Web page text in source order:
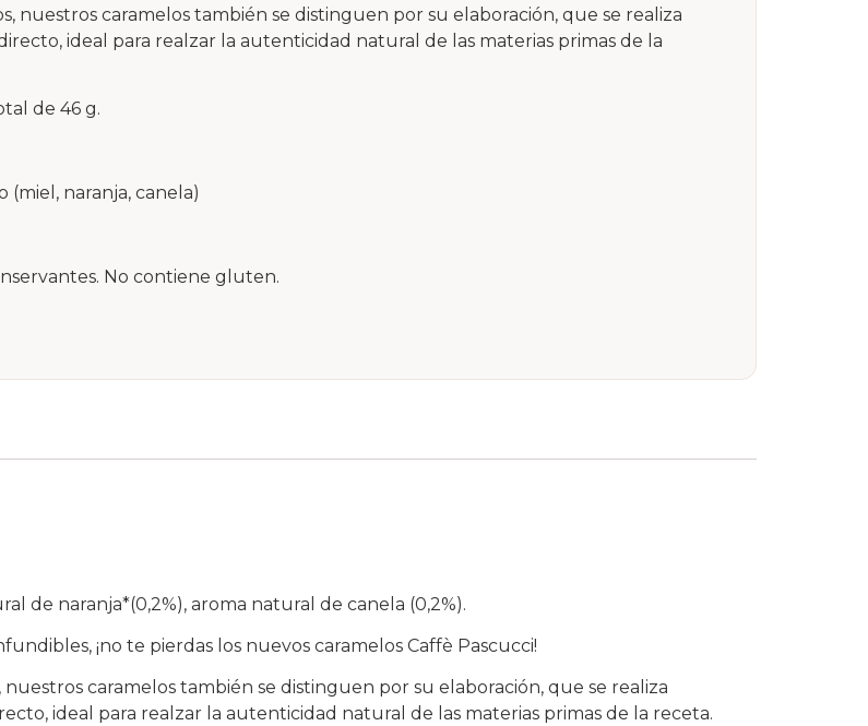
nuestros caramelos también se distinguen por su elaboración, que se realiza
ideal para realzar la autenticidad natural de las materias primas de la
de 46 g.
(miel, naranja, canela)
No contiene gluten.
de naranja*(0,2%), aroma natural de canela (0,2%).
¡no te pierdas los nuevos caramelos Caffè Pascucci!
caramelos también se distinguen por su elaboración, que se realiza
ideal para realzar la autenticidad natural de las materias primas de la receta.